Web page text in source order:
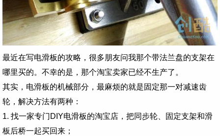
最近在写电滑板的攻略，很多朋友问我那个带法兰盘的支架在
哪里买的。 不幸的是，那个淘宝卖家已经不生产了。
其实，电滑板的机械部分，最麻烦的就是固定那一对减速齿
轮，解决方法有两种：
1. 找一家专门DIY电滑板的淘宝店，把同步轮、固定支架和滑
板后桥一起买回来；